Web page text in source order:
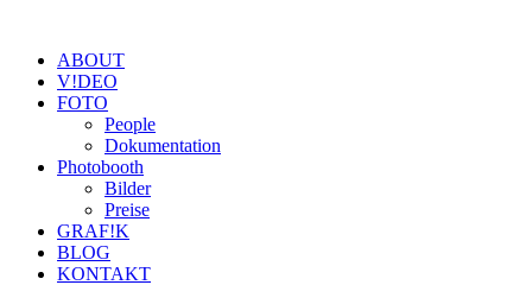
ABOUT
V!DEO
FOTO
People
Dokumentation
Photobooth
Bilder
Preise
GRAF!K
BLOG
KONTAKT